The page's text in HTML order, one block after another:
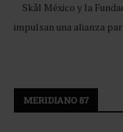
Skål México y la
impulsan una alianza
MERIDIANO 87